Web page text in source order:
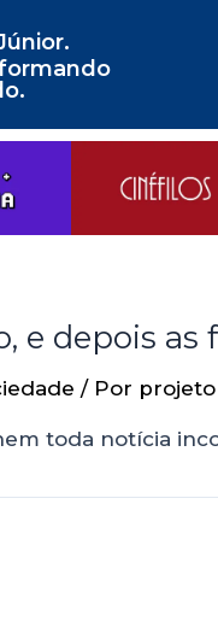
e depois as
/ Por projeto
toda notícia